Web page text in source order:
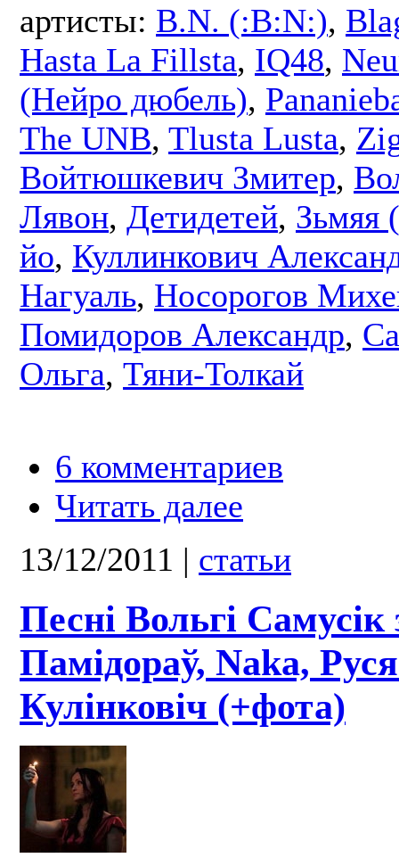
артисты: B.N. (:B:N:),
Hasta La Fillsta, IQ48,
(Нейро дюбель),
The UNB, Tlusta Lusta,
Войтюшкевич Змитер,
Лявон, Детидетей, Зьмяя
йо, Куллинкович
Нагуаль, Носорогов
Помидоров Александр,
Ольга, Тяни-Толкай
6 комментариев
Читать далее
13/12/2011 | статьи
Песні Вольгі Самусік
Памідораў, Naka,
Кулінковіч (+фота)